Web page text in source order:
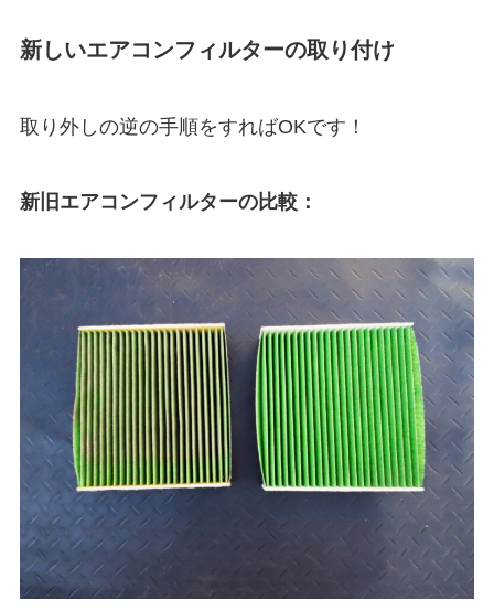
新しいエアコンフィルターの取り付け
取り外しの逆の手順をすればOKです！
新旧エアコンフィルターの比較：